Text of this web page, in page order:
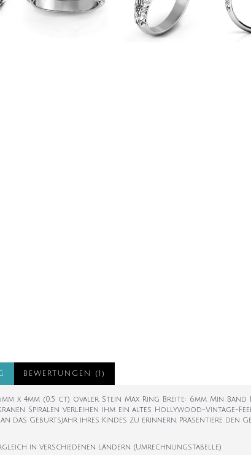
BEWERTUNGEN (1)
x 4mm (0.5 ct) ovaler Stein Max Ring Breite: 6mm Min
Spiralen verleihen ihm ein altes Hollywood-Vintage-
das Geburtsjahr ihres Kindes zu erinnern. Präsentiere den
in verschiedenen Ländern (Umrechnungstabelle)